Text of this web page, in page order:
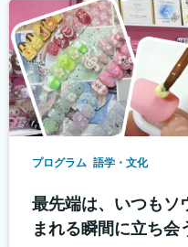
プログラム 語学・文化
最先端は、いつもソ
まれる瞬間に立ち会